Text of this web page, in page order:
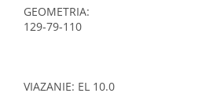
GEOMETRIA:
129-79-110
VIAZANIE: EL 10.0